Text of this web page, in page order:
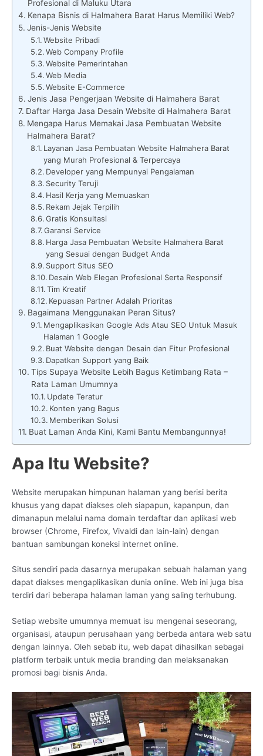
Profesional di Maluku Utara
Kenapa Bisnis di Halmahera Barat Harus Memiliki Web?
Jenis-Jenis Website
Website Pribadi
Web Company Profile
Website Pemerintahan
Web Media
Website E-Commerce
Jenis Jasa Pengerjaan Website di Halmahera Barat
Daftar Harga Jasa Desain Website di Halmahera Barat
Mengapa Harus Memakai Jasa Pembuatan Website
Halmahera Barat?
Layanan Jasa Pembuatan Website Halmahera Barat
yang Murah Profesional & Terpercaya
Developer yang Mempunyai Pengalaman
Security Teruji
Hasil Kerja yang Memuaskan
Rekam Jejak Terpilih
Gratis Konsultasi
Garansi Service
Harga Jasa Pembuatan Website Halmahera Barat
yang Sesuai dengan Budget Anda
Support Situs SEO
Desain Web Elegan Profesional Serta Responsif
Tim Kreatif
Kepuasan Partner Adalah Prioritas
Bagaimana Menggunakan Peran Situs?
Mengaplikasikan Google Ads Atau SEO Untuk Masuk
Halaman 1 Google
Buat Website dengan Desain dan Fitur Profesional
Dapatkan Support yang Baik
Tips Supaya Website Lebih Bagus Ketimbang Rata –
Rata Laman Umumnya
Update Teratur
Konten yang Bagus
Memberikan Solusi
Buat Laman Anda Kini, Kami Bantu Membangunnya!
Apa Itu Website?
Website merupakan himpunan halaman yang berisi berita
khusus yang dapat diakses oleh siapapun, kapanpun, dan
dimanapun melalui nama domain terdaftar dan aplikasi web
browser (Chrome, Firefox, Vivaldi dan lain-lain) dengan
bantuan sambungan koneksi internet online.
Situs sendiri pada dasarnya merupakan sebuah halaman yang
dapat diakses mengaplikasikan dunia online. Web ini juga bisa
terdiri dari beberapa halaman laman yang saling terhubung.
Setiap website umumnya memuat isu mengenai seseorang,
organisasi, ataupun perusahaan yang berbeda antara web satu
dengan lainnya. Oleh sebab itu, web dapat dihasilkan sebagai
platform terbaik untuk media branding dan melaksanakan
promosi bagi bisnis Anda.